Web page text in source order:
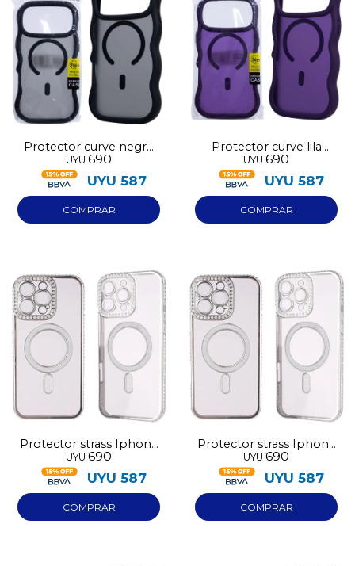
Protector curve negro
Iphone 17
UYU 690
UYU 587
Protector curve lila
Iphone 17
UYU 690
UYU 587
Protector strass Iphone
16 plata
UYU 690
UYU 587
Protector strass Iphone
16 Pro Max plata
UYU 690
UYU 587